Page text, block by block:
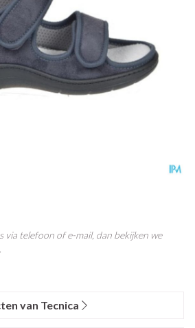
via telefoon of e-mail, dan bekijken we
van Tecnica